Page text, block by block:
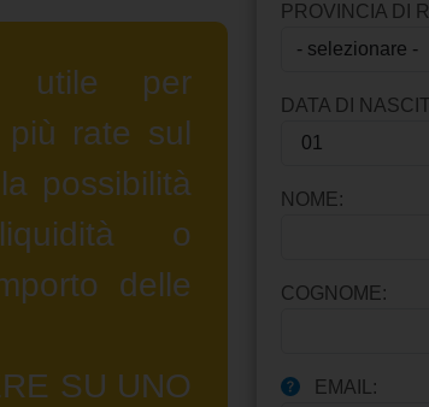
utile per
rate sul
possibilità
o
delle
SU UNO
PROVINCIA DI
DATA DI
NOME:
COGNOME:
EMAIL: